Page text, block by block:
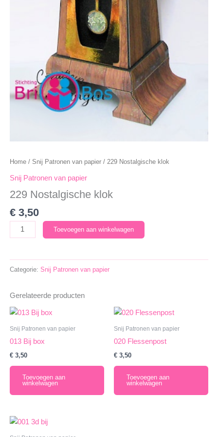
Home / Snij Patronen van papier / 229 Nostalgische klok
Snij Patronen van papier
229 Nostalgische klok
€ 3,50
Nostalgische
aantal
Toevoegen aan winkelwagen
Categorie: Snij Patronen van papier
Gerelateerde producten
Snij Patronen van papier
013 Bij box
€ 3,50
Toevoegen aan
winkelwagen
Snij Patronen van papier
020 Flessenpost
€ 3,50
Toevoegen aan
winkelwagen